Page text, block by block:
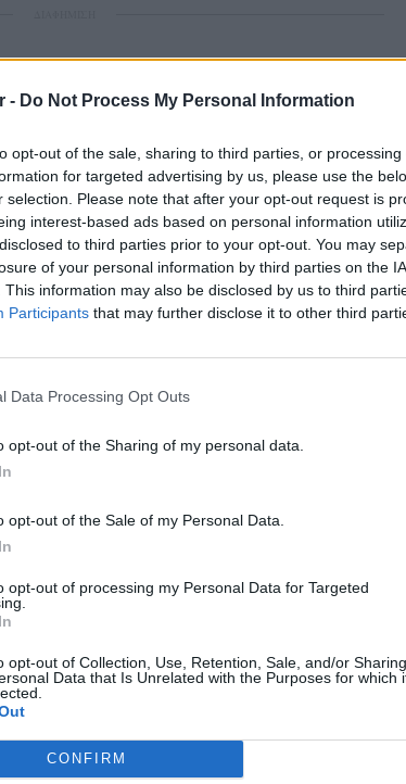
- Do Not Process My Personal Information
opt-out of the sale, sharing to third parties, or
for targeted advertising by us, please use the
selection. Please note that after your opt-out request is
interest-based ads based on personal information
to third parties prior to your opt-out. You may
of your personal information by third parties on the
This information may also be disclosed by us to third
Participants that may further disclose it to other third
Data Processing Opt Outs
opt-out of the Sharing of my personal data.
opt-out of the Sale of my Personal Data.
opt-out of processing my Personal Data for Targeted
opt-out of Collection, Use, Retention, Sale, and/or Sharing
Data that Is Unrelated with the Purposes for which
CONFIRM
μισής ώρας συνάντηση του κ.
Αλέξη Τσίπρα, στο Μέγαρο Μαξίμου,
Βαρουφάκη
κλίμα» είπε ο κ. Βαρουφάκης μετά τη
«Συζητήσαμε μια σειρά από
μεγαλύτερο ζήτημα τη δημιουργία κλίματος
που θα αφήνει την Ελλάδα να αναπνέει